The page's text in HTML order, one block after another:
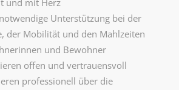
und mit Herz
Unterstützung bei der
der Mobilität und den Mahlzeiten
und Bewohner
offen und vertrauensvoll
professionell über die